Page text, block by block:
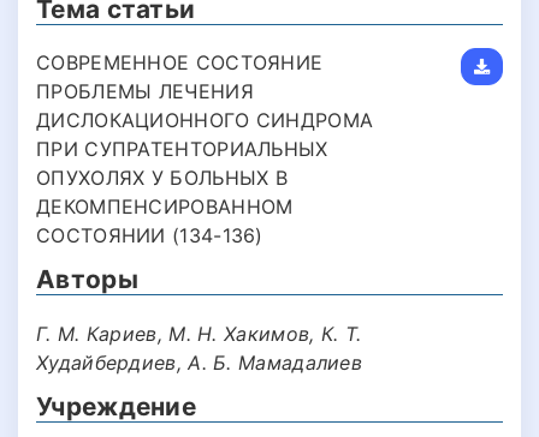
Тема статьи
СОВРЕМЕННОЕ СОСТОЯНИЕ
ПРОБЛЕМЫ ЛЕЧЕНИЯ
ДИСЛОКАЦИОННОГО СИНДРОМА
ПРИ СУПРАТЕНТОРИАЛЬНЫХ
ОПУХОЛЯХ У БОЛЬНЫХ В
ДЕКОМПЕНСИРОВАННОМ
СОСТОЯНИИ (134-136)
Авторы
Г. М. Кариев, М. Н. Хакимов, К. Т.
Худайбердиев, А. Б. Мамадалиев
Учреждение